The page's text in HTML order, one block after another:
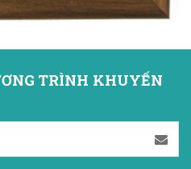
TRÌNH KHUYẾN